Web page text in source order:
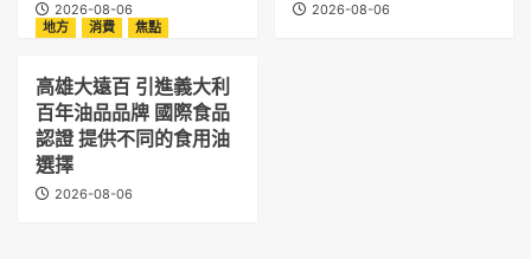
2026-08-06
2026-08-06
地方
消費 焦點
高雄大遠百 引進義大利
百年油品品牌 國際食品
認證 提供不同的食用油
選擇
2026-08-06